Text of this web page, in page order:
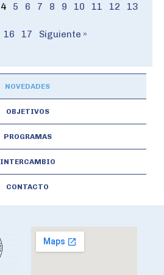
NOVEDADES
OBJETIVOS
PROGRAMAS
INTERCAMBIO
CONTACTO
4 5 6 7 8 9 10 11 12 13
16 17 Siguiente »